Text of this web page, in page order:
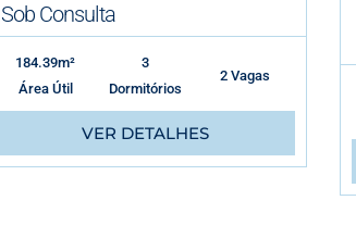
Sob Consulta
184.39m²
Área Útil
3
Dormitórios
2 Vagas
VER DETALHES